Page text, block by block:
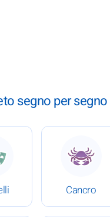
segno per
luglio 2026completo del 4
Cancro
: